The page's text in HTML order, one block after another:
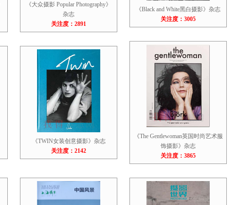
《大众摄影 Popular Photography》
杂志
关注度：2891
《Black and White黑白摄影》杂志
关注度：3005
《TWIN女装创意摄影》杂志
关注度：2142
《The Gentlewoman英国时尚艺术服
饰摄影》杂志
关注度：3865